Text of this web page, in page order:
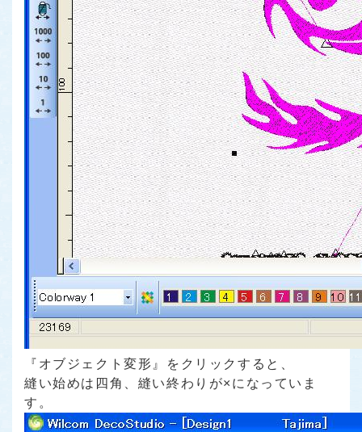
『オブジェクト変形』をクリックすると、
縫い始めは四角、縫い終わりが×になっていま
す。